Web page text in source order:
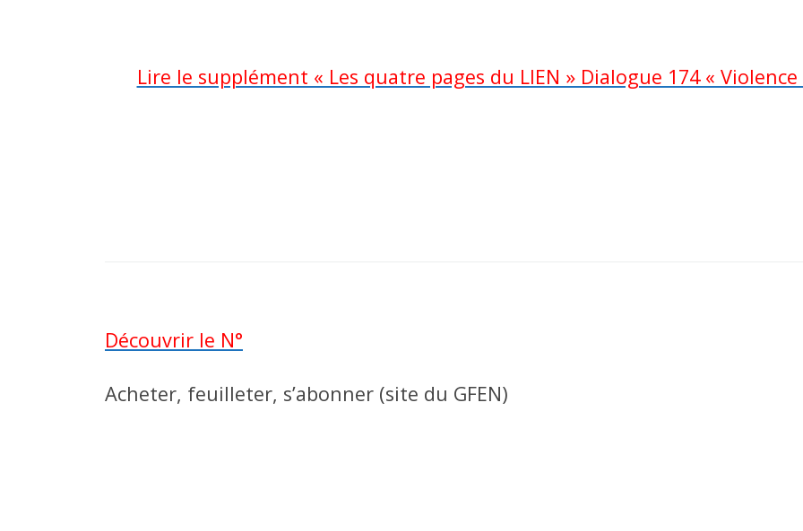
Lire le supplément « Les quatre pages du LIEN » Dialogue 174 « Violence
Découvrir le N°
Acheter, feuilleter, s’abonner (site du GFEN)